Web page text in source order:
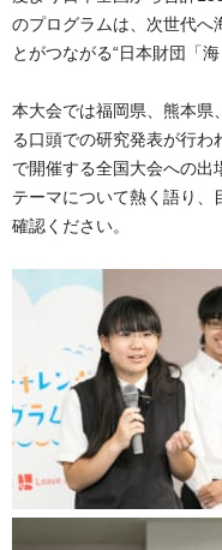
のプログラムは、次世代へ
とがつながる“日本財団「
本大会では福岡県、熊本県
る口頭での研究発表が行
で開催する全国大会への出
テーマについて熱く語り、
確認ください。